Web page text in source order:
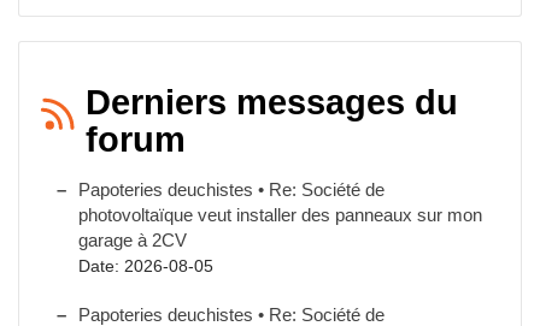
Derniers messages du
forum
Papoteries deuchistes • Re: Société de
photovoltaïque veut installer des panneaux sur mon
garage à 2CV
Date: 2026-08-05
Papoteries deuchistes • Re: Société de